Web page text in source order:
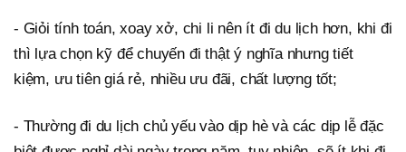
- Giỏi tính toán, xoay xở, chi li nên ít đi du lịch hơn, khi đi
thì lựa chọn kỹ để chuyến đi thật ý nghĩa nhưng tiết
kiệm, ưu tiên giá rẻ, nhiều ưu đãi, chất lượng tốt;
- Thường đi du lịch chủ yếu vào dịp hè và các dịp lễ đặc